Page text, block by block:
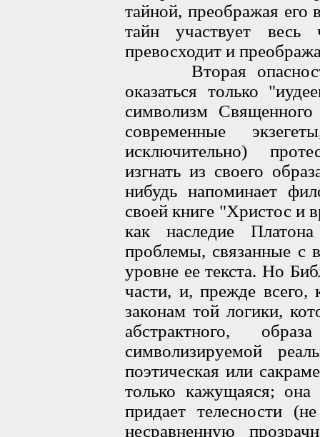
тайной, преображая его
тайн участвует весь
превосходит и
Вторая
оказаться только
символизм
современные
исключительно)
изгнать из своего
нибудь напоминает
своей книге "Христос и
как наследие
проблемы, связанные с
уровне ее текста. Но
части, и, прежде всего,
законам той логики,
абстрактного,
символизируемой
поэтическая или
только кажущаяся; она
придает телесности
несравненную